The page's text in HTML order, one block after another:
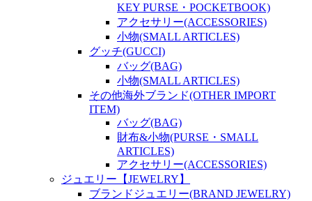
KEY PURSE・POCKETBOOK)
アクセサリー(ACCESSORIES)
小物(SMALL ARTICLES)
グッチ(GUCCI)
バッグ(BAG)
小物(SMALL ARTICLES)
その他海外ブランド(OTHER IMPORT
ITEM)
バッグ(BAG)
財布&小物(PURSE・SMALL
ARTICLES)
アクセサリー(ACCESSORIES)
ジュエリー【JEWELRY】
ブランドジュエリー(BRAND JEWELRY)